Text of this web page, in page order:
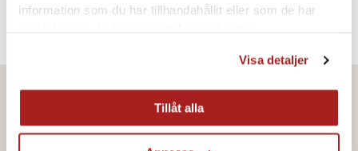
information som du har tillhandahållit eller som de har
Visa detaljer
Tillåt alla
ja mausta suolalla ja mustapippurilla.
Reseptissä käytetyt tuotteet